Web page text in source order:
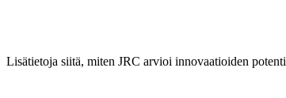
Lisätietoja siitä, miten JRC arvioi innovaatioiden